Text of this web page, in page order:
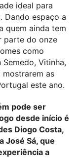
ideal para
Dando espaço a
quem ainda tem
parte do onze
como
Semedo, Vitinha,
mostrarem as
este ano.
pode ser
desde início é
Diogo Costa,
José Sá, que
a